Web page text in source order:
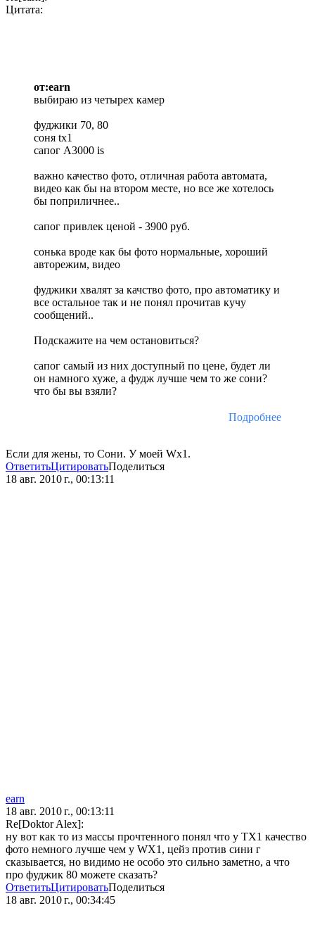
Цитата:
от:earn
выбираю из четырех камер
фуджики 70, 80
соня tx1
сапог А3000 is
важно качество фото, отличная работа автомата,
видео как бы на втором месте, но все же хотелось
бы поприличнее..
сапог привлек ценой - 3900 руб.
сонька вроде как бы фото нормальные, хороший
авторежим, видео
фуджики хвалят за качство фото, про автоматику и
все остальное так и не понял прочитав кучу
сообщений..
Подскажите на чем остановиться?
сапог самый из них доступный по цене, будет ли
он намного хуже, а фудж лучше чем то же сони?
что бы вы взяли?
Подробнее
Если для жены, то Сони. У моей Wx1.
ОтветитьЦитироватьПоделиться
18 авг. 2010 г., 00:13:11
earn
18 авг. 2010 г., 00:13:11
Re[Doktor Alex]:
ну вот как то из массы прочтенного понял что у TX1 качество
фото немного лучше чем у WX1, цейз против сини г
сказывается, но видимо не особо это сильно заметно, а что
про фуджик 80 можете сказать?
ОтветитьЦитироватьПоделиться
18 авг. 2010 г., 00:34:45